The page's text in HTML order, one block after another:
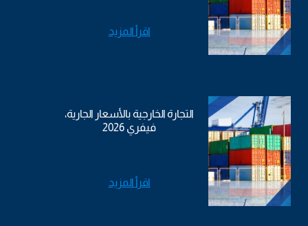
اقرأ المزيد
التجارة الخارجية بالأسعار الجارية،
فيفري 2026
اقرأ المزيد